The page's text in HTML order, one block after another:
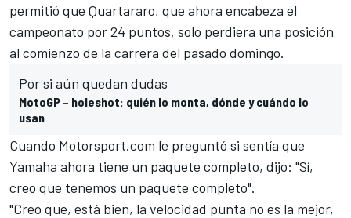
permitió que Quartararo, que ahora encabeza el
campeonato por 24 puntos, solo perdiera una posición
al comienzo de la carrera del pasado domingo.
Por si aún quedan dudas
MotoGP – holeshot: quién lo monta, dónde y cuándo lo
usan
Cuando Motorsport.com le preguntó si sentía que
Yamaha ahora tiene un paquete completo, dijo: "Sí,
creo que tenemos un paquete completo".
"Creo que, está bien, la velocidad punta no es la mejor,